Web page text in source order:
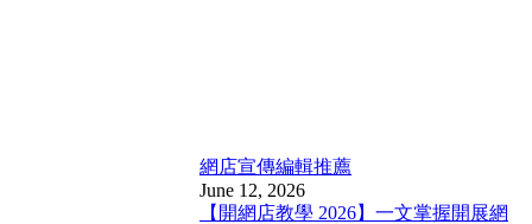
網店宣傳編輯推薦
June 12, 2026
【開網店教學 2026】一文掌握開展網